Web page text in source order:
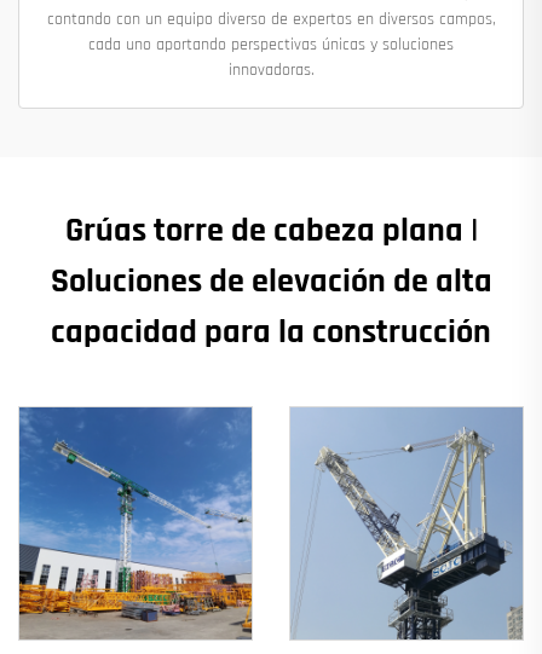
contando con un equipo diverso de expertos en diversos campos,
cada uno aportando perspectivas únicas y soluciones
innovadoras.
Grúas torre de cabeza plana |
Soluciones de elevación de alta
capacidad para la construcción